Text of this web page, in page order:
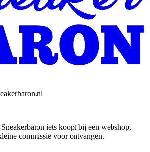
iets koopt bij een webshop,
commissie voor ontvangen.